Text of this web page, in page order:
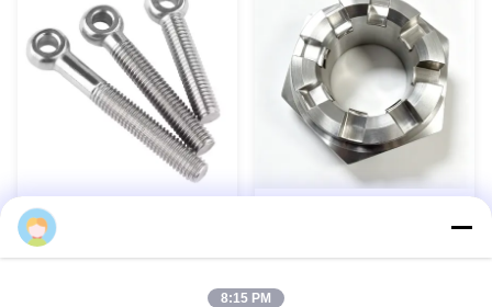
DIN444 লিফটিং চোখ বোল্ট জিংক
প্লাস্টিক ছাঁটাই লিফটিং স্টেইনলেস
স্টীল চোখ বোল্ট
8:15 PM